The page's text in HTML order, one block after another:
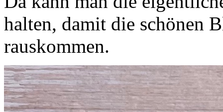
halten, damit die schönen
rauskommen.